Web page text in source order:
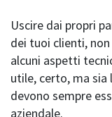
Uscire dai propri
dei tuoi clienti,
alcuni aspetti
utile, certo, ma
devono sempre
aziendale.